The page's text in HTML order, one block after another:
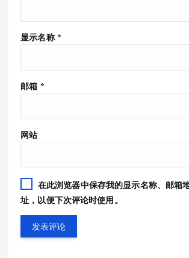
显示名称 *
邮箱 *
网站
在此浏览器中保存我的显示名称、邮箱
址，以便下次评论时使用。